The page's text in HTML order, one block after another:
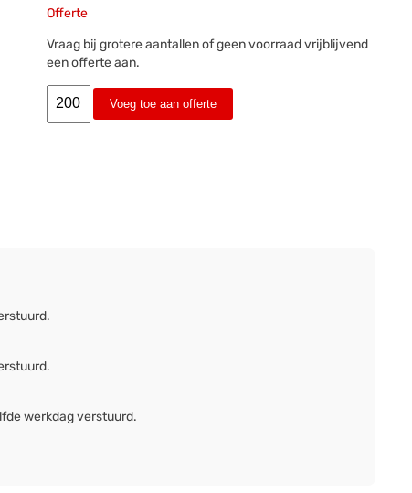
Offerte
Vraag bij grotere aantallen of geen voorraad vrijblijvend
een offerte aan.
Voeg toe aan offerte
werkdag verstuurd.